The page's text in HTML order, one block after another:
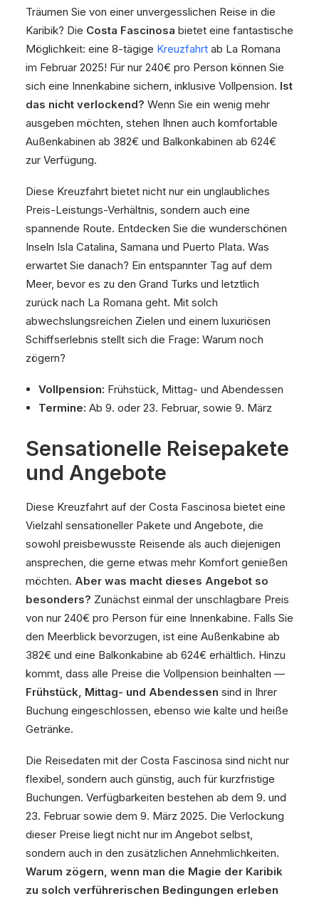
Träumen Sie von einer unvergesslichen Reise in die
Karibik? Die Costa Fascinosa bietet eine fantastische
Möglichkeit: eine 8-tägige Kreuzfahrt ab La Romana
im Februar 2025! Für nur 240€ pro Person können Sie
sich eine Innenkabine sichern, inklusive Vollpension. Ist
das nicht verlockend? Wenn Sie ein wenig mehr
ausgeben möchten, stehen Ihnen auch komfortable
Außenkabinen ab 382€ und Balkonkabinen ab 624€
zur Verfügung.
Diese Kreuzfahrt bietet nicht nur ein unglaubliches
Preis-Leistungs-Verhältnis, sondern auch eine
spannende Route. Entdecken Sie die wunderschönen
Inseln Isla Catalina, Samana und Puerto Plata. Was
erwartet Sie danach? Ein entspannter Tag auf dem
Meer, bevor es zu den Grand Turks und letztlich
zurück nach La Romana geht. Mit solch
abwechslungsreichen Zielen und einem luxuriösen
Schiffserlebnis stellt sich die Frage: Warum noch
zögern?
Vollpension: Frühstück, Mittag- und Abendessen
Termine: Ab 9. oder 23. Februar, sowie 9. März
Sensationelle Reisepakete
und Angebote
Diese Kreuzfahrt auf der Costa Fascinosa bietet eine
Vielzahl sensationeller Pakete und Angebote, die
sowohl preisbewusste Reisende als auch diejenigen
ansprechen, die gerne etwas mehr Komfort genießen
möchten. Aber was macht dieses Angebot so
besonders? Zunächst einmal der unschlagbare Preis
von nur 240€ pro Person für eine Innenkabine. Falls Sie
den Meerblick bevorzugen, ist eine Außenkabine ab
382€ und eine Balkonkabine ab 624€ erhältlich. Hinzu
kommt, dass alle Preise die Vollpension beinhalten —
Frühstück, Mittag- und Abendessen sind in Ihrer
Buchung eingeschlossen, ebenso wie kalte und heiße
Getränke.
Die Reisedaten mit der Costa Fascinosa sind nicht nur
flexibel, sondern auch günstig, auch für kurzfristige
Buchungen. Verfügbarkeiten bestehen ab dem 9. und
23. Februar sowie dem 9. März 2025. Die Verlockung
dieser Preise liegt nicht nur im Angebot selbst,
sondern auch in den zusätzlichen Annehmlichkeiten.
Warum zögern, wenn man die Magie der Karibik
zu solch verführerischen Bedingungen erleben